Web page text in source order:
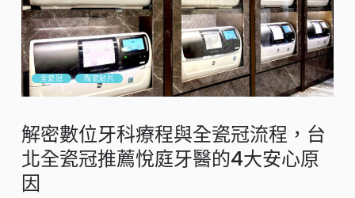
全瓷冠 陶瓷貼片
解密數位牙科療程與全瓷冠流程，台
北全瓷冠推薦悅庭牙醫的4大安心原
因